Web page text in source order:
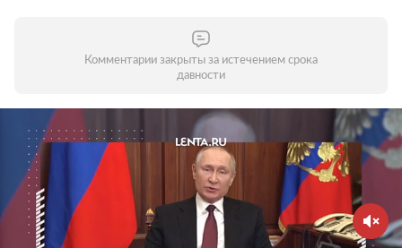
Комментарии закрыты за истечением срока
давности